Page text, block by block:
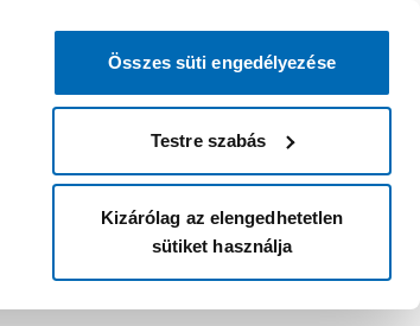
Összes süti engedélyezése
Testre szabás
Kizárólag az elengedhetetlen
sütiket használja